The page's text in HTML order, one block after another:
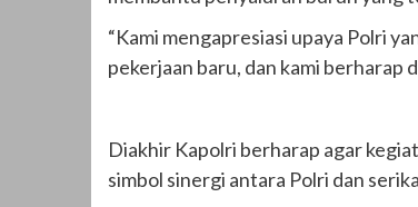
“Kami mengapresiasi upaya Polri
pekerjaan baru, dan kami berharap
Diakhir Kapolri berharap agar
simbol sinergi antara Polri dan